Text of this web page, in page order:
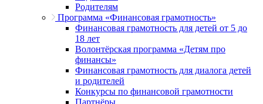
Родителям
Программа «Финансовая грамотность»
Финансовая грамотность для детей от 5 до
18 лет
Волонтёрская программа «Детям про
финансы»
Финансовая грамотность для диалога детей
и родителей
Конкурсы по финансовой грамотности
Партнёры